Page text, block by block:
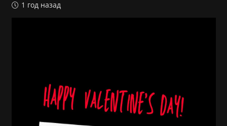
1 год назад